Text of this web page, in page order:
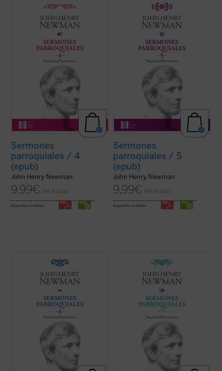
Entre 1835 y 1838, periodo al que
pertenecen los sermones que
encontramos en este cuarto volumen de la
serie de los Sermones Parroquiales,
Newman se halla en plena evolución desde
el anglicanismo hacia el catolicismo. Su
batalla contra el ... (ver ficha)
Sermones
parroquiales / 4
(epub)
John Henry Newman
9,99€ IVA incluido
disponible en ebook:
Los veinticuatro sermones de este quinto
Sermones parroquiales
fueron predicados en su mayoría en los
años 1838-1840. Este periodo coincide
plenamente con las primeras experiencias
que acabaron conduciendo a Newman a la
Sermones
parroquiales / 5
(epub)
John Henry Newman
9,99€ IVA incluido
disponible en ebook:
Los sermones de esta sexta entrega de los
Sermones Parroquialesfueron predicados
a lo largo de seis años, entre 1836 y el
decisivo 1841. La impresión es que
Newman seleccionó con mucho equilibrio
los veinticinco sermones de este volumen.
En 1842, tras la aparición del sexto
volumen, Newman había dado por
terminada la publicación de la serie de sus
Sermones parroquiales. En esos
momentos se hallaba inmerso en el
dramático proceso interior que culminaría
con su conversión ...(ver ficha)